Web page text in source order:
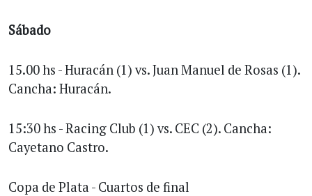
Sábado
15.00 hs - Huracán (1) vs. Juan Manuel de Rosas (1).
Cancha: Huracán.
15:30 hs - Racing Club (1) vs. CEC (2). Cancha:
Cayetano Castro.
Copa de Plata - Cuartos de final